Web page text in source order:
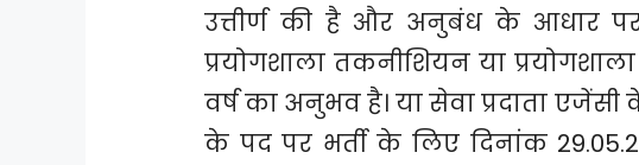
उत्तीर्ण की है और अनुबंध के आधार
प्रयोगशाला तकनीशियन या
वर्ष का अनुभव है। या सेवा प्रदाता
के पद पर भर्ती के लिए दिनांक